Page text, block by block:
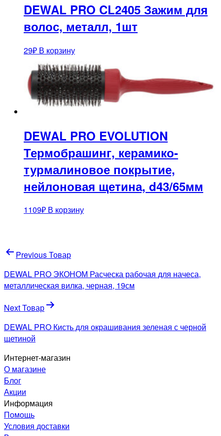
DEWAL PRO CL2405 Зажим для
волос, металл, 1шт
29₽ В корзину
DEWAL PRO EVOLUTION
Термобрашинг, керамико-
турмалиновое покрытие,
нейлоновая щетина, d43/65мм
1109₽ В корзину
Навигация
по
записям
Previous Товар
DEWAL PRO ЭКОНОМ Расческа рабочая для начеса,
металлическая вилка, черная, 19см
Next Товар
DEWAL PRO Кисть для окрашивания зеленая с черной
щетиной
Интернет-магазин
О магазине
Блог
Акции
Информация
Помощь
Условия доставки